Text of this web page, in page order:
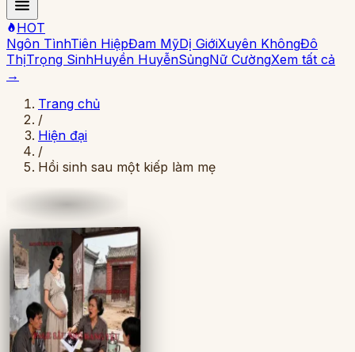
HOT
Ngôn TìnhTiên HiệpĐam MỹDị GiớiXuyên KhôngĐô
ThịTrọng SinhHuyền HuyễnSủngNữ CườngXem tất cả
→
Trang chủ
/
Hiện đại
/
Hồi sinh sau một kiếp làm mẹ